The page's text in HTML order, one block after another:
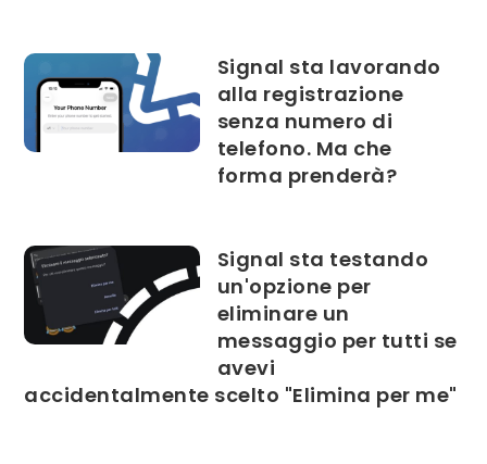
Signal sta lavorando
alla registrazione
senza numero di
telefono. Ma che
forma prenderà?
Signal sta testando
un'opzione per
eliminare un
messaggio per tutti se
avevi
accidentalmente scelto "Elimina per me"